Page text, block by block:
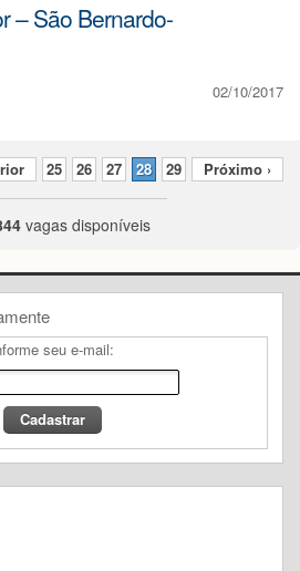
– São Bernardo-
02/10/2017
25 26 27 28 29 Próximo ›
vagas disponíveis
seu e-mail: